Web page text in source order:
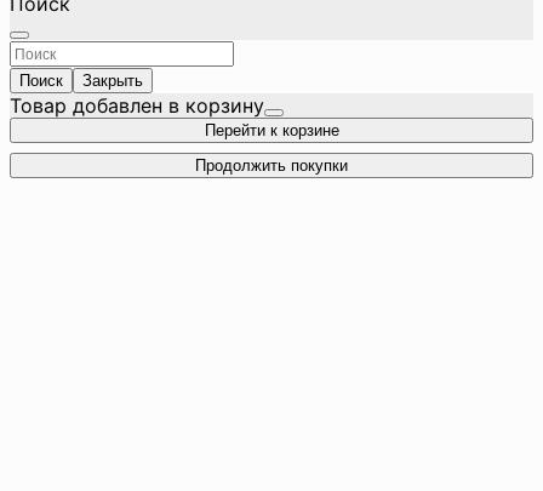
Поиск Закрыть
Товар добавлен в корзину
Перейти к корзине
Продолжить покупки